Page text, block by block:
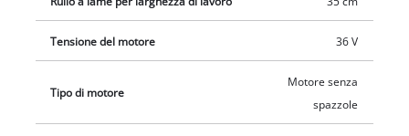
necessarie 2 batterie da 18 V. Dalla dotazione sono esclusi
Tensione del motore 36 V
Tipo di motore
Motore senza
spazzole